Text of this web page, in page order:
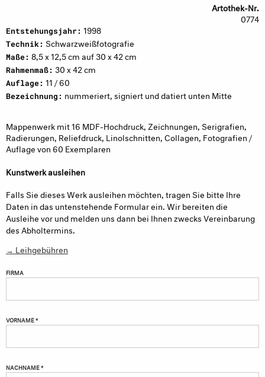
Artothek-Nr.
0774
Entstehungsjahr: 1998
Technik: Schwarzweißfotografie
Maße: 8,5 x 12,5 cm auf 30 x 42 cm
Rahmenmaß: 30 x 42 cm
Auflage: 11 / 60
Bezeichnung: nummeriert, signiert und datiert unten Mitte
Mappenwerk mit 16 MDF-Hochdruck, Zeichnungen, Serigrafien,
Radierungen, Reliefdruck, Linolschnitten, Collagen, Fotografien /
Auflage von 60 Exemplaren
Kunstwerk ausleihen
Falls Sie dieses Werk ausleihen möchten, tragen Sie bitte Ihre
Daten in das untenstehende Formular ein. Wir bereiten die
Ausleihe vor und melden uns dann bei Ihnen zwecks Vereinbarung
des Abholtermins.
→ Leihgebühren
FIRMA
VORNAME *
NACHNAME *